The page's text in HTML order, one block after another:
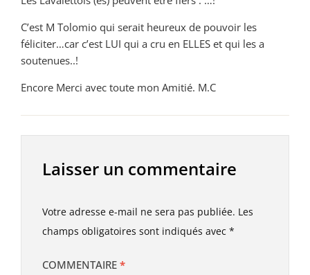
C’est M Tolomio qui serait heureux de pouvoir les
féliciter…car c’est LUI qui a cru en ELLES et qui les a
soutenues..!
Encore Merci avec toute mon Amitié. M.C
Laisser un commentaire
Votre adresse e-mail ne sera pas publiée. Les
champs obligatoires sont indiqués avec *
COMMENTAIRE *